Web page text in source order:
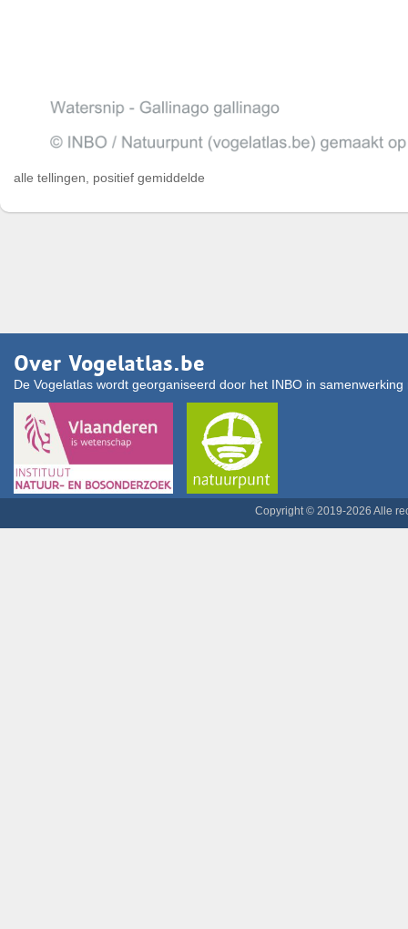
alle tellingen, positief gemiddelde
Over Vogelatlas.be
De Vogelatlas wordt georganiseerd door het INBO in
Copyright © 2019-2026 Alle